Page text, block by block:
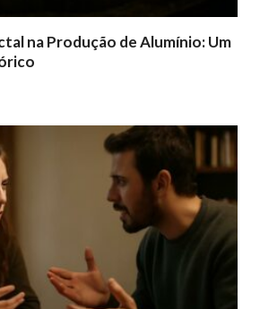
na Produção de Alumínio: Um